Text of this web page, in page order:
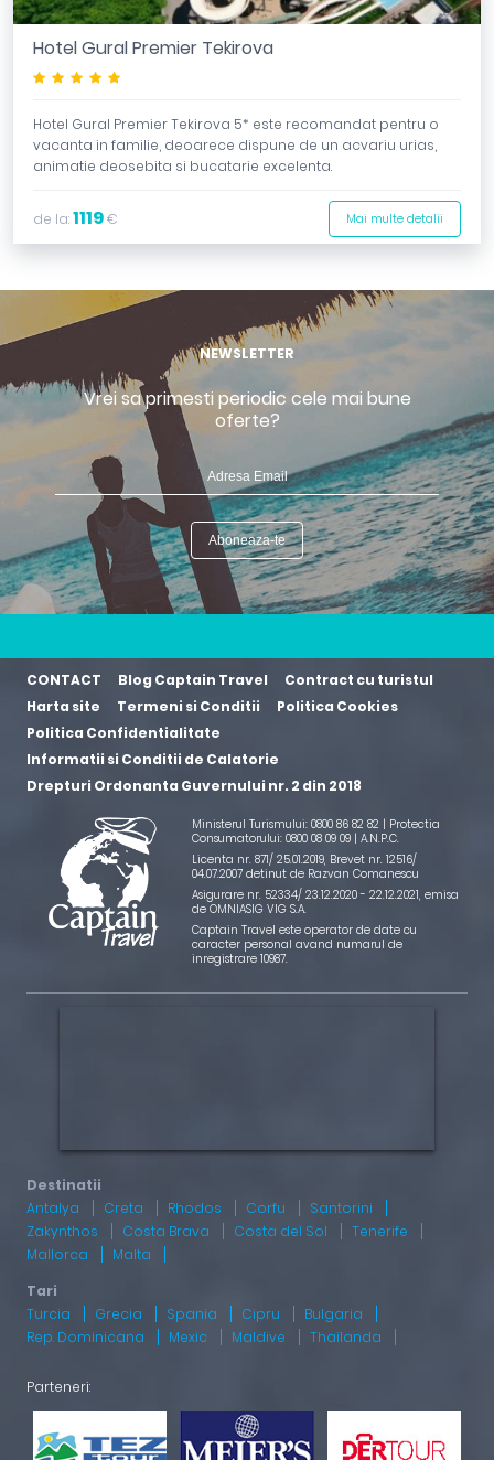
Hotel Gural Premier Tekirova
Hotel Gural Premier Tekirova 5* este recomandat pentru o
vacanta in familie, deoarece dispune de un acvariu urias,
animatie deosebita si bucatarie excelenta.
de la:1119€ Mai multe detalii
NEWSLETTER
Vrei sa primesti periodic cele mai bune
oferte?
CONTACT Blog Captain Travel
Contract cu turistul
Harta site
Termeni si Conditii
Politica Cookies
Politica Confidentialitate
Informatii si Conditii de Calatorie
Drepturi Ordonanta Guvernului nr. 2 din 2018
Ministerul Turismului: 0800 86 82 82 | Protectia
Consumatorului: 0800 08 09 09 | A.N.P.C.
Licenta nr. 871/ 25.01.2019, Brevet nr. 12516/
04.07.2007 detinut de Razvan Comanescu
Asigurare nr. 52334/ 23.12.2020 - 22.12.2021, emisa
de OMNIASIG VIG S.A.
Captain Travel este operator de date cu
caracter personal avand numarul de
inregistrare 10987.
Antalya Creta Rhodos Corfu
Santorini
Zakynthos
Costa Brava Costa del Sol
Tenerife
Mallorca
Malta
Turcia Grecia Spania Cipru
Bulgaria
Rep. Dominicana
Mexic Maldive Thailanda